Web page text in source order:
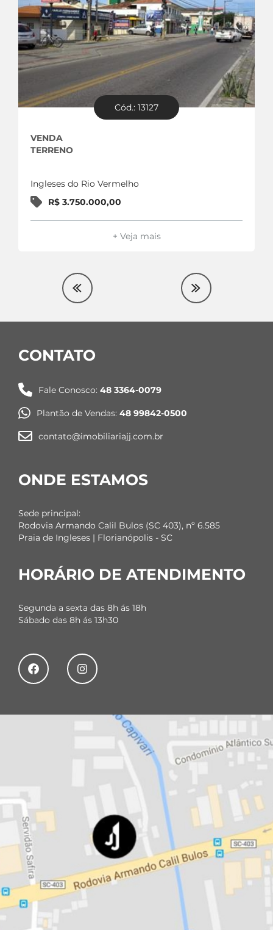
Cód.: 13127
VENDA
TERRENO
Ingleses do Rio Vermelho
R$ 3.750.000,00
+ Veja mais
CONTATO
Fale Conosco: 48 3364-0079
Plantão de Vendas: 48 99842-0500
contato@imobiliariajj.com.br
ONDE ESTAMOS
Sede principal:
Rodovia Armando Calil Bulos (SC 403), nº 6.585
Praia de Ingleses | Florianópolis - SC
HORÁRIO DE ATENDIMENTO
Segunda a sexta das 8h ás 18h
Sábado das 8h ás 13h30